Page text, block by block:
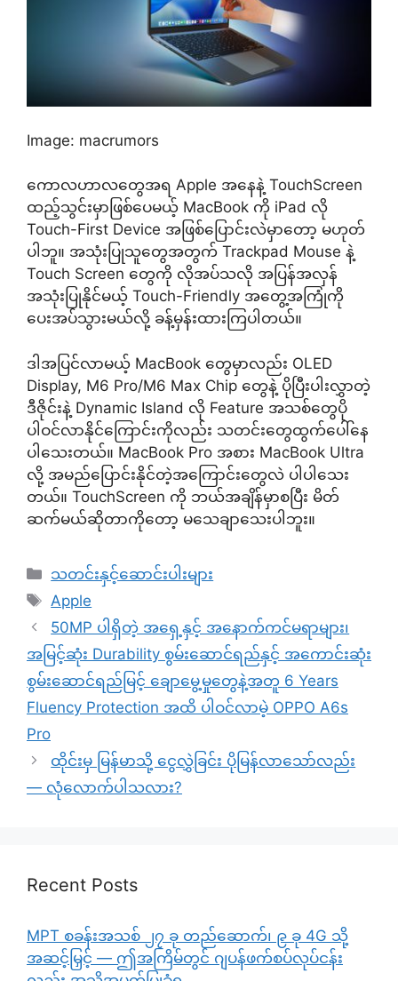
Image: macrumors
ကောလဟာလတွေအရ Apple အနေနဲ့ TouchScreen
ထည့်သွင်းမှာဖြစ်ပေမယ့် MacBook ကို iPad လို
Touch-First Device အဖြစ်ပြောင်းလဲမှာတော့ မဟုတ်
ပါဘူ။ အသုံးပြုသူတွေအတွက် Trackpad Mouse နဲ့
Touch Screen တွေကို လိုအပ်သလို အပြန်အလှန်
အသုံးပြုနိုင်မယ့် Touch-Friendly အတွေ့အကြုံကို
ပေးအပ်သွားမယ်လို့ ခန့်မှန်းထားကြပါတယ်။
ဒါအပြင်လာမယ့် MacBook တွေမှာလည်း OLED
Display, M6 Pro/M6 Max Chip တွေနဲ့ ပိုပြီးပါးလွှာတဲ့
ဒီဇိုင်းနဲ့ Dynamic Island လို Feature အသစ်တွေပို
ပါဝင်လာနိုင်ကြောင်းကိုလည်း သတင်းတွေထွက်ပေါ်နေ
ပါသေးတယ်။ MacBook Pro အစား MacBook Ultra
လို့ အမည်ပြောင်းနိုင်တဲ့အကြောင်းတွေလဲ ပါပါသေး
တယ်။ TouchScreen ကို ဘယ်အချိန်မှာစပြီး မိတ်
ဆက်မယ်ဆိုတာကိုတော့ မသေချာသေးပါဘူး။
Categories
သတင်းနှင့်ဆောင်းပါးများ
Tags
Apple
50MP ပါရှိတဲ့ အရှေ့နှင့် အနောက်ကင်မရာများ၊
အမြင့်ဆုံး Durability စွမ်းဆောင်ရည်နှင့် အကောင်းဆုံး
စွမ်းဆောင်ရည်မြင့် ချောမွေ့မှုတွေနဲ့အတူ 6 Years
Fluency Protection အထိ ပါဝင်လာမဲ့ OPPO A6s
Pro
ထိုင်းမှ မြန်မာသို့ ငွေလွှဲခြင်း ပိုမြန်လာသော်လည်း
— လုံလောက်ပါသလား?
Recent Posts
MPT စခန်းအသစ် ၂၇ ခု တည်ဆောက်၊ ၉ ခု 4G သို့
အဆင့်မြှင့် — ဤအကြိမ်တွင် ဂျပန်ဖက်စပ်လုပ်ငန်း